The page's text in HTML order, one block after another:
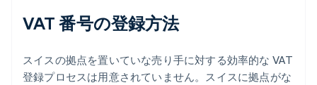
VAT 番号の登録方法
スイスの拠点を置いていな売り手に対する効率的な VAT
登録プロセスは用意されていません。スイスに拠点がな